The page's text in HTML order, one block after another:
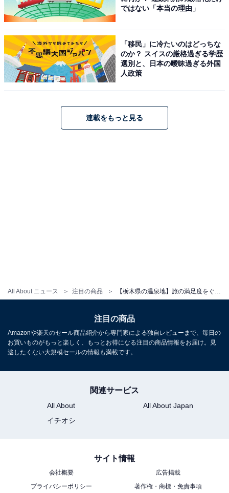
All About ニュース 注目の商品
鬼怒川温泉 あさや（画像：「鬼怒川温泉 あさや」公式Webサイトより）
創業明治21年の老舗「鬼怒川温泉 あさや」は、華やかな
吹き抜けが広がる館内が印象的な宿です。自家源泉の温
泉を堪能できる秀峰館13階の「空中庭園露天風呂」から
は、四季折々の美しい山並みを一望できます。食事は和
亭「日光」での会席料理などを贅沢に楽しめます。
交通手段：東武鬼怒川線「鬼怒川温泉」駅よりダイヤル
料金
※プラン・部屋により価格は変動します
チェックイン・チェックアウト
チェックアウト：10:00
※プランにより時間が異なる可能性があります
ではない「本当の理由」
「移民」に冷たいのはどっちな
のか？ スイスの厳格過ぎる学歴
選別と、日本の曖昧過ぎる外国
人政策
連載をもっと見る
注目の商品
Amazonや楽天のセール商品紹介から専門家による独自レビューまで、毎日の
お買いものがもっと楽しく、もっとお得になる注目の商品情報をお届け。見
逃したくない大規模セールの情報も満載です。
関連サービス
All About
All About Japan
イチオシ
サイト情報
会社概要
広告掲載
プライバシーポリシー
著作権・商標・免責事項